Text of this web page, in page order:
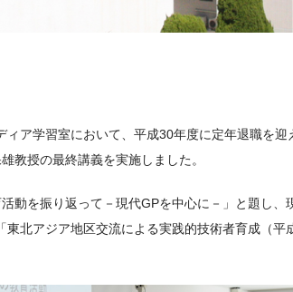
ア学習室において、平成30年度に定年退職を迎
教授の最終講義を実施しました。
動を振り返って－現代GPを中心に－」と題し、
東北アジア地区交流による実践的技術者育成（平